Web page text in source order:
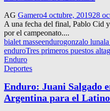
AG Gamero4 octubre, 201928
A una fecha del final, Pablo Cid
por el campeonato....
bialet masseendurogonzalo luna
enduroTres primeros puestos
Enduro
Deportes
Enduro: Juani Salgado
Argentina para el